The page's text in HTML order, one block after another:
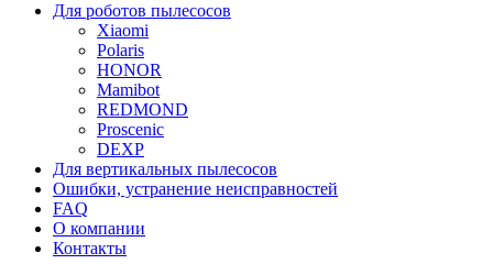
Для роботов пылесосов
Xiaomi
Polaris
HONOR
Mamibot
REDMOND
Proscenic
DEXP
Для вертикальных пылесосов
Ошибки, устранение неисправностей
FAQ
О компании
Контакты